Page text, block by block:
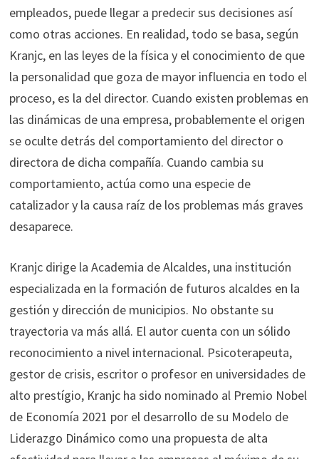
empleados, puede llegar a predecir sus decisiones así
como otras acciones. En realidad, todo se basa, según
Kranjc, en las leyes de la física y el conocimiento de que
la personalidad que goza de mayor influencia en todo el
proceso, es la del director. Cuando existen problemas en
las dinámicas de una empresa, probablemente el origen
se oculte detrás del comportamiento del director o
directora de dicha compañía. Cuando cambia su
comportamiento, actúa como una especie de
catalizador y la causa raíz de los problemas más graves
desaparece.
Kranjc dirige la Academia de Alcaldes, una institución
especializada en la formación de futuros alcaldes en la
gestión y dirección de municipios. No obstante su
trayectoria va más allá. El autor cuenta con un sólido
reconocimiento a nivel internacional. Psicoterapeuta,
gestor de crisis, escritor o profesor en universidades de
alto prestígio, Kranjc ha sido nominado al Premio Nobel
de Economía 2021 por el desarrollo de su Modelo de
Liderazgo Dinámico como una propuesta de alta